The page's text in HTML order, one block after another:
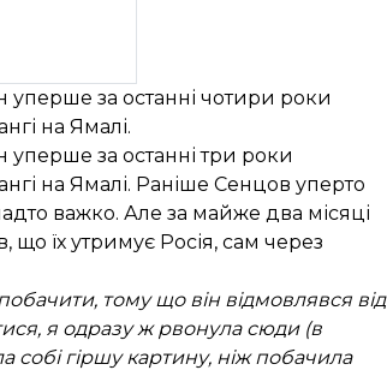
уперше за останні чотири роки
на Ямалі.
уперше за останні три роки
на Ямалі. Раніше Сенцов уперто
важко. Але за майже два місяці
що їх утримує Росія, сам через
тому що він відмовлявся від
я одразу ж рвонула сюди (в
собі гіршу картину, ніж побачила